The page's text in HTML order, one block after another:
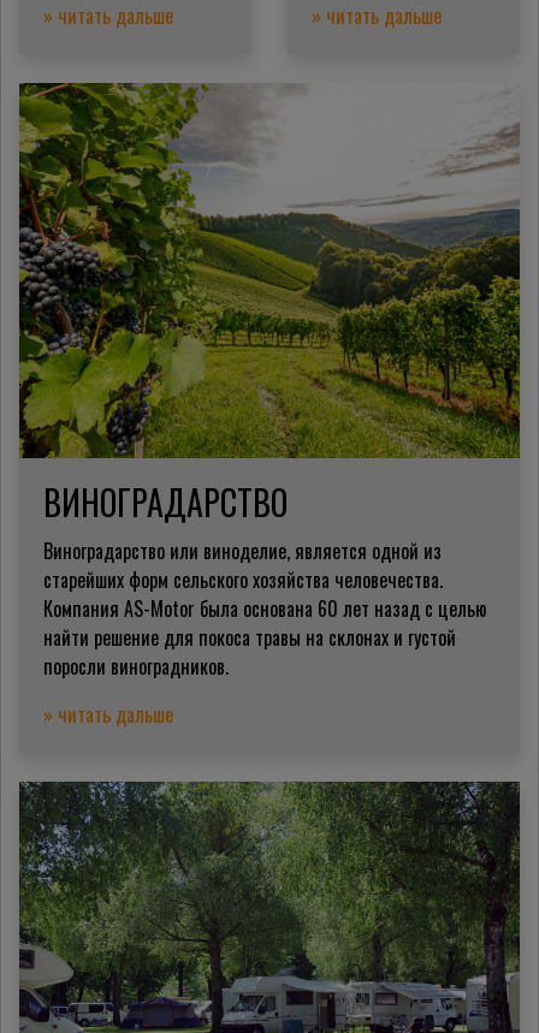
» читать дальше
» читать дальше
ВИНОГРАДАРСТВО
Виноградарство или виноделие, является одной из
старейших форм сельского хозяйства человечества.
Компания AS-Motor была основана 60 лет назад с целью
найти решение для покоса травы на склонах и густой
поросли виноградников.
» читать дальше